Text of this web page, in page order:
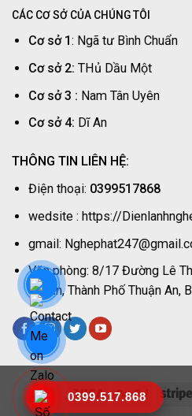
Phát
Thợ
CÁC CƠ SỞ CỦA CHÚNG TÔI
Cơ sở 1 : Ngã tư Bình Chuẩn
Cơ sở 2: THủ Dầu Một
Cơ sở 3 : Nam Tân Uyên
Cơ sở 4: Dĩ An
THÔNG TIN LIÊN HỆ:
Điện thoại: 0399517868
wedsite : https://
gmail:
Văn phòng: 8/17 Đường Lê
Chuẩn, Thành Phố Thuận An,
0399.517.868